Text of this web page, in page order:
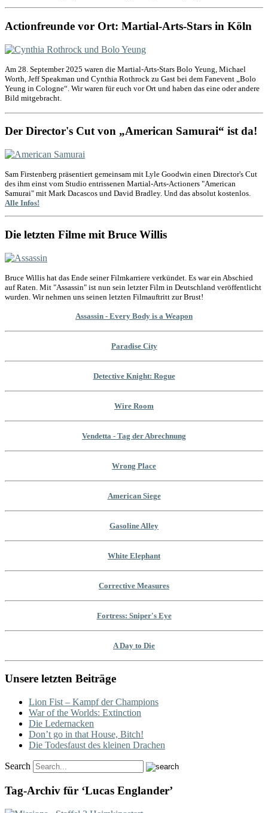
Actionfreunde vor Ort: Martial-Arts-Stars in Köln
Am 28. September 2025 waren die Martial-Arts-Stars Bolo Yeung, Michael
Worth, Jeff Speakman und Cynthia Rothrock zu Gast bei dem Fanevent „Bolo
Yeung in Cologne“. Wir waren für euch vor Ort und haben das eine oder andere
Bild mitgebracht.
Der Director's Cut von „American Samurai“ ist da!
Sam Firstenberg präsentiert gemeinsam mit Lyle Goodwin einen Director's Cut
des ihm einst vom Studio entrissenen Martial-Arts-Actioners "American
Samurai" mit Mark Dacascos und David Bradley. Und das absolut kostenlos.
Alle Infos!
Die letzten Filme mit Bruce Willis
Bruce Willis hat das Ende seiner Filmkarriere verkündet. Es war ein Abschied
auf Raten. Mit "Assassin" ist nun sein letzter Film in Deutschland veröffentlicht
wurden. Wir nehmen uns seinen letzten Filmauftritt zur Brust!
Assassin - Every Body is a Weapon
Paradise City
Detective Knight: Rogue
Wire Room
Vendetta - Tag der Abrechnung
Wrong Place
American Siege
Gasoline Alley
White Elephant
Corrective Measures
Fortress: Sniper's Eye
A Day to Die
Unsere letzten Beiträge
Lion Fist – Kampf der Champions
War of the Worlds: Extinction
Die Ledernacken
Don’t go in that House, Bitch!
Die Todesfaust des kleinen Drachen
Search
Tag-Archiv für ‘Lucas Englander’